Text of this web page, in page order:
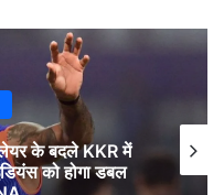
के बदले KKR में
को होगा डबल